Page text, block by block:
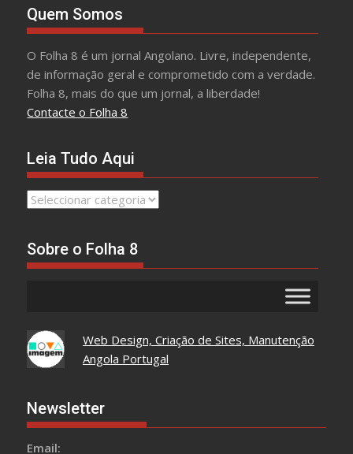
Quem Somos
O Folha 8 é um jornal Angolano. Livre, independente,
de informação geral e comprometido com a verdade.
Folha 8, mais do que um jornal, a liberdade!
Contacte o Folha 8
Leia Tudo Aqui
Leia
Sobre o Folha 8
Web Design, Criação de Sites, Manutenção
Angola Portugal
Newsletter
Email: